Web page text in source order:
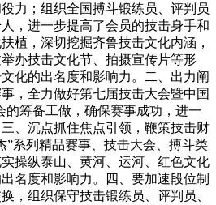
力；组织全国搏斗锻练员、评判员
，进一步提高了会员的技击身手和
植，深切挖掘齐鲁技击文化内涵，
办技击文化节、拍摄宣传片等形
化的出名度和影响力。二、出力阐
，全力做好第七届技击大会暨中国
的筹备工做，确保赛事成功，进一
、沉点抓住焦点引领，鞭策技击财
”系列精品赛事、技击大会、搏斗类
操纵泰山、黄河、运河、红色文化
名度和影响力。四、要加速段位制
，组织保守技击锻练员、评判员、